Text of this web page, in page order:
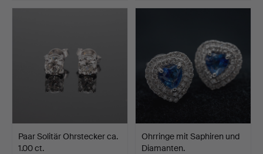
Paar Solitär Ohrstecker ca.
1.00 ct.
Ohrringe mit Saphiren und
Diamanten.